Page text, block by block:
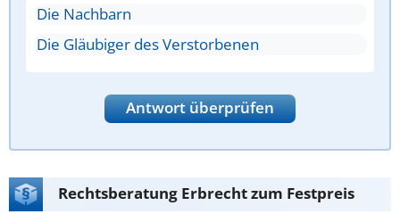
Die Nachbarn
Die Gläubiger des Verstorbenen
Antwort überprüfen
Rechtsberatung Erbrecht zum Festpreis